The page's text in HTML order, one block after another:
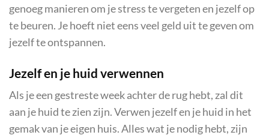
genoeg manieren om je stress te vergeten en jezelf op
te beuren. Je hoeft niet eens veel geld uit te geven om
jezelf te ontspannen.
Jezelf en je huid verwennen
Als je een gestreste week achter de rug hebt, zal dit
aan je huid te zien zijn. Verwen jezelf en je huid in het
gemak van je eigen huis. Alles wat je nodig hebt, zijn